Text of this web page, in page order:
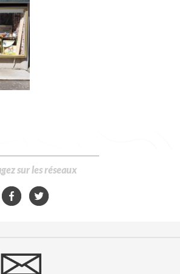
sur les réseaux